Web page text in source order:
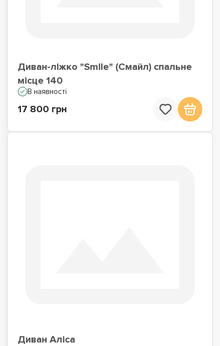
Диван-ліжко "Smile" (Смайл) спальне
місце 140
В наявності
17 800 грн
Диван Аліса